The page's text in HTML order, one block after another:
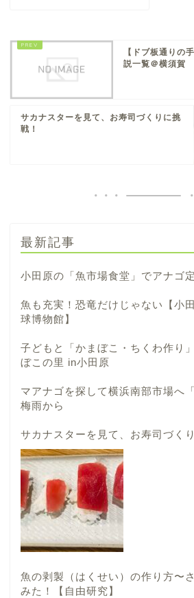
【ドブ板通りの
説一覧＠横須賀
サカナスターを見て、お寿司づくりに挑
戦！
最新記事
小田原の「魚市場食堂」でアナゴ
魚も充実！恐竜だけじゃない【小
球博物館】
子どもと「かまぼこ・ちくわ作り
ぼこの里 in小田原
マアナゴを探して横浜南部市場へ
梅雨から
サカナスターを見て、お寿司づく
魚の剥製（はくせい）の作り方〜
みた！【自由研究】